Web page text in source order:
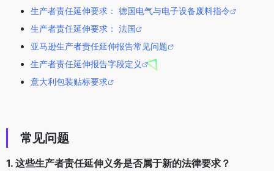
生产者责任延伸要求： 德国电气与电子设备废料指令
生产者责任延伸要求： 法国
亚马逊生产者责任延伸报告常见问题
生产者责任延伸报告字段定义
意大利包装贴标要求
常见问题
1. 这些生产者责任延伸义务是否属于新的法律要求？